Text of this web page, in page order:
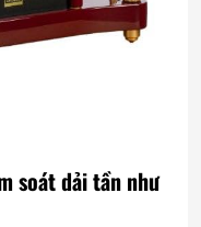
soát dải tần như